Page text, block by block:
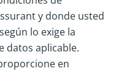
y donde usted
lo exige la
datos aplicable.
en